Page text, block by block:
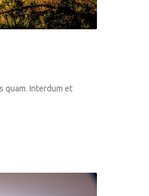
quam. Interdum et